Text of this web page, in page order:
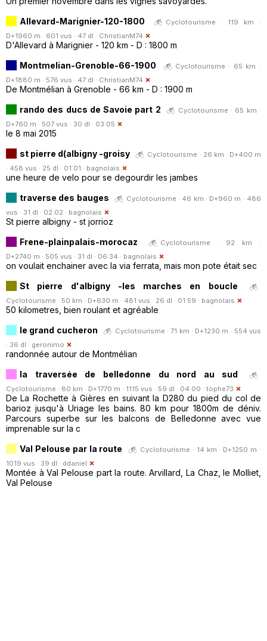
Allevard-Marignier-120-1800
Cyclotourisme · 119 km ·
D+1960 m · 601 vus · 47 dl · ChristianM74
D'Allevard à Marignier - 120 km - D : 1800 m
Montmelian-Grenoble-66-1900
Cyclotourisme · 65 km ·
D+1880 m · 576 vus · 47 dl · ChristianM74
De Montmélian à Grenoble - 66 km - D : 1900 m
rando des ducs de Savoie part 2
Cyclotourisme · 65 km ·
D+760 m · 507 vus · 30 dl · 03:05
le 8 mai 2015
st pierre d(albigny -groisy
Cyclotourisme · 26 km · D+400 m
· 458 vus · 25 dl · 01:01 · bagnolais
une heure de velo pour se degourdir les jambes
traverse des bauges
Cyclotourisme · 46 km · D+960 m · 486
vus · 31 dl · 02:02 · bagnolais
St pierre albigny - st jorrioz
Frene-plainpalais-morocaz
Cyclotourisme · 92 km ·
D+2740 m · 505 vus · 31 dl · 06:34 · bagnolais
on voulait enchainer avec la via ferrata, mais mon pote était sec
St pierre d'albigny -les marches en boucle
Cyclotourisme · 50 km · D+630 m · 481 vus · 26 dl · 01:59 · bagnolais
50 kilometres, bien roulant et agréable
le grand cucheron
Cyclotourisme · 71 km · D+1230 m · 554 vus
· 36 dl · geronimo
randonnée autour de Montmélian
la traversée de belledonne du nord au sud
Cyclotourisme · 80 km · D+1770 m · 1115 vus · 59 dl · 04:00 · tophe73
De La Rochette à Gières en suivant la D280 du pied du col de
barioz jusqu'à Uriage les bains. 80 km pour 1800m de déniv.
Parcours superbe sur les balcons de Belledonne avec vue
imprenable sur la c
Val Pelouse par la route
Cyclotourisme · 14 km · D+1250 m ·
1019 vus · 39 dl · ddaniel
Montée à Val Pelouse part la route. Arvillard, La Chaz, le Molliet,
Val Pelouse